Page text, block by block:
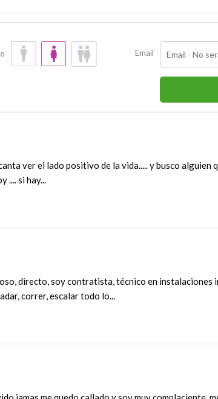
Email
ver el lado positivo de la vida..... y busco
.... si hay...
directo, soy contratista, técnico en instalaciones
correr, escalar todo lo...